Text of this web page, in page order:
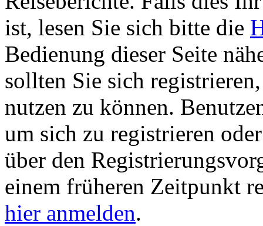
ist, lesen Sie sich bitte die
Bedienung dieser Seite
sollten Sie sich
nutzen zu können.
um sich zu registrieren
über den
einem früheren Zeitpunkt
hier anmelden.